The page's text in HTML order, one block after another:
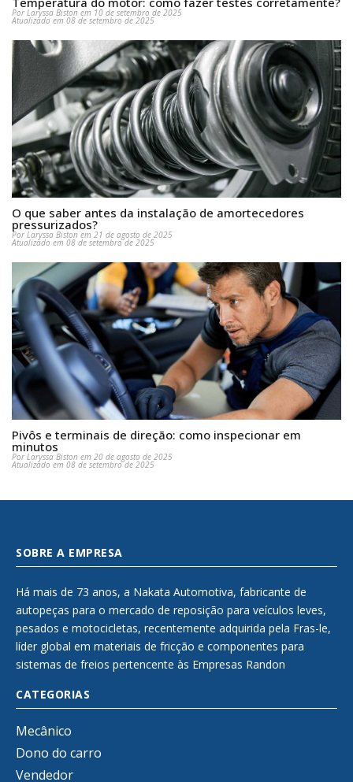
Por Laryssa Biston em 10 de setembro de 2025
Atualizado em 08 de setembro de 2025
O que saber antes da instalação de amortecedores
pressurizados?
Por Laryssa Biston em 21 de agosto de 2025
Atualizado em 08 de setembro de 2025
Pivôs e terminais de direção: como inspecionar em
minutos
Por Laryssa Biston em 20 de agosto de 2025
Atualizado em 08 de setembro de 2025
SOBRE A EMPRESA
Há mais de 73 anos, a Nakata Automotiva, fabricante de
autopeças para o mercado de reposição para veículos leves,
pesados e motocicletas, recentemente adquirida pela Fras-le,
líder global em materiais de fricção e componentes para
sistemas de freios pertencente às Empresas Randon
CATEGORIAS
Mecânico
Dono do carro
Vendedor